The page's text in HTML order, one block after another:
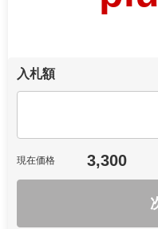
入札額
現在価格 3,300